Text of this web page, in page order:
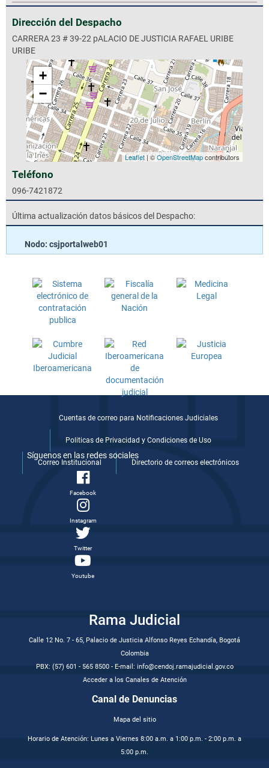
Dirección del Despacho
CARRERA 23 # 39-22 pALACIO DE JUSTICIA RAFAEL URIBE
URIBE
+
−
Leaflet| ©OpenStreetMapcontributors
Teléfono
096-7421872
Última actualización datos básicos del Despacho:
Nodo: csjportalweb01
Cuentas de correo para Notificaciones Judiciales
Politicas de Privacidad y Condiciones de Uso
Correo Institucional Directorio de correos electrónicos
Síguenos en las redes sociales
Facebook
Instagram
Twitter
Youtube
Rama Judicial
Calle 12 No. 7 - 65, Palacio de Justicia Alfonso Reyes Echandía, Bogotá
Colombia
PBX: (57) 601 - 565 8500 - E-mail: info@cendoj.ramajudicial.gov.co
Acceder a los Canales de Atención
Canal de Denuncias
Mapa del sitio
Horario de Atención: Lunes a Viernes 8:00 a.m. a 1:00 p.m. - 2:00 p.m. a
5:00 p.m.